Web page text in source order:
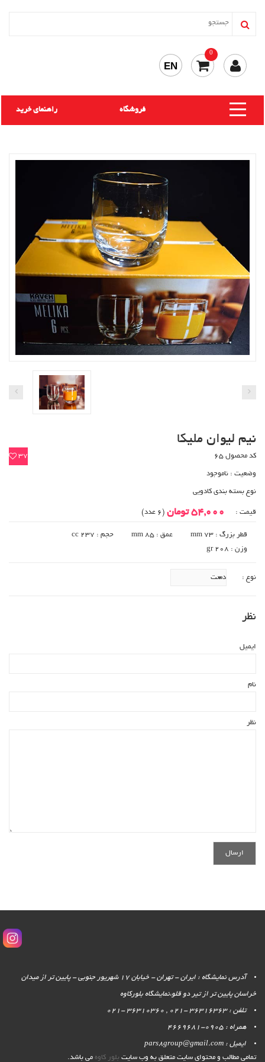
0
EN
راهنمای خرید فروشگاه
نیم لیوان ملیکا
37 کد محصول 65
وضعیت : ناموجود
نوع بسته بندی کادویی
قیمت : 54,000 تومان (6 عدد)
قطر بزرگ : 73 mm عمق : 85 mm
حجم : 237 cc
وزن : 208 gr
نوع :
نظر
ایمیل
نام
نظر
آدرس نمایشگاه : ایران - تهران - خیابان 17 شهریور جنوبی - پایین تر از میدان
خراسان پایین تر از تیر دو قلو،نمایشگاه بلورکاوه
تلفن : 36316363 -021 , 36310360 -021
همراه : 0905-4669681
ایمیل : pars8group@gmail.com
تمامی مطالب و محتوای سایت متعلق به وب سایت بلور کاوه می باشد.